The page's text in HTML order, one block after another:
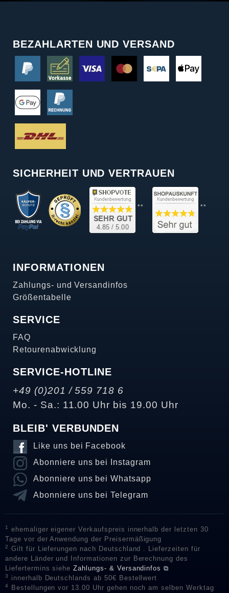
BEZAHLARTEN UND VERSAND
SICHERHEIT UND VERTRAUEN
** **
INFORMATIONEN
Zahlungs- und Versandinfos
Größentabelle
SERVICE
FAQ
Retourenabwicklung
SERVICE-HOTLINE
+49 (0)201 / 559 718 6
Mo. - Sa.: 11.00 Uhr bis 19.00 Uhr
BLEIB' VERBUNDEN
Like uns bei Facebook
Abonniere uns bei Instagram
Abonniere uns bei Whatsapp
Abonniere uns bei Telegram
1
ehemaliger eigener Verkaufspreis innerhalb der letzten 30
Tage vor der Anwendung der Preisermäßigung
2
Gilt für Lieferungen nach Deutschland . Lieferzeiten für
andere Länder und Informationen zur Berechnung des
Liefertermins sieheZahlungs- & Versandinfos ⧉
3 innerhalb Deutschlands ab 50€ Bestellwert
4
Bestellungen vor 13.00 Uhr gehen noch am selben Werktag